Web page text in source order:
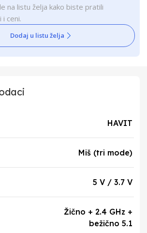
na listu želja kako biste pratili
i ceni.
Dodaj u listu želja
HAVIT
Miš (tri mode)
5 V / 3.7 V
Žično + 2.4 GHz +
bežično 5.1